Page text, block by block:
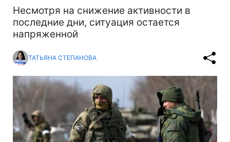
Несмотря на снижение активности в
последние дни, ситуация остается
напряженной
ТАТЬЯНА СТЕПАНОВА